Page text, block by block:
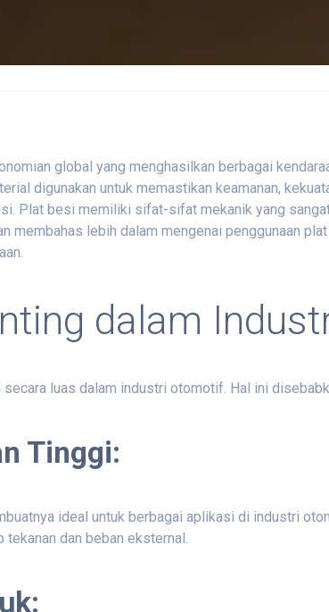
global yang menghasilkan berbagai
digunakan untuk memastikan keamanan,
Plat besi memiliki sifat-sifat mekanik yang
membahas lebih dalam mengenai penggunaan
dalam
luas dalam industri otomotif. Hal ini
Tinggi:
ideal untuk berbagai aplikasi di industri
dan beban eksternal.